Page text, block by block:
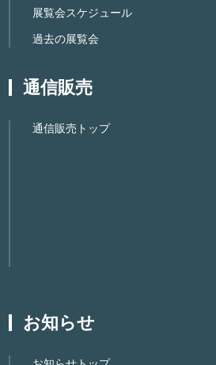
展覧会スケジュール
過去の展覧会
通信販売
通信販売トップ
お知らせ